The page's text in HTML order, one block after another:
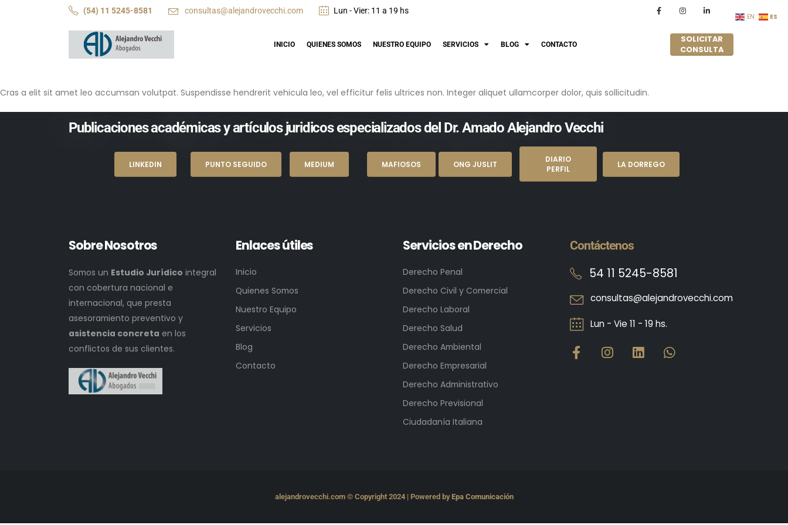
(54) 11 5245-8581 consultas@alejandrovecchi.com Lun - Vier: 11 a 19 hs
INICIO QUIENES SOMOS NUESTRO EQUIPO SERVICIOS BLOG CONTACTO
SOLICITAR
CONSULTA
Cras a elit sit amet leo accumsan volutpat. Suspendisse hendrerit vehicula leo, vel efficitur felis ultrices non. Integer aliquet ullamcorper dolor, quis sollicitudin.
Publicaciones académicas y artículos juridicos especializados del Dr. Amado Alejandro Vecchi
LINKEDIN PUNTO SEGUIDO MEDIUM MAFIOSOS ONG JUSLIT
DIARIO
PERFIL
LA DORREGO
Sobre Nosotros
Somos un Estudio Jurídico integral
con cobertura nacional e
internacional, que presta
asesoramiento preventivo y
asistencia concreta en los
conflictos de sus clientes.
Enlaces útiles
Inicio
Quienes Somos
Nuestro Equipo
Servicios
Blog
Contacto
Servicios en Derecho
Derecho Penal
Derecho Civil y Comercial
Derecho Laboral
Derecho Salud
Derecho Ambiental
Derecho Empresarial
Derecho Administrativo
Derecho Previsional
Ciudadanía Italiana
Contáctenos
54 11 5245-8581
consultas@alejandrovecchi.com
Lun - Vie 11 - 19 hs.
alejandrovecchi.com © Copyright 2024 | Powered byEpa Comunicación
EN ES